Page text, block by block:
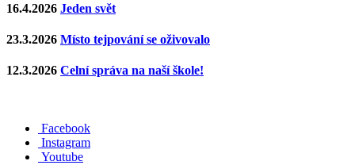
16.4.2026 Jeden svět
23.3.2026 Místo tejpování se oživovalo
12.3.2026 Celní správa na naší škole!
Facebook
Instagram
Youtube